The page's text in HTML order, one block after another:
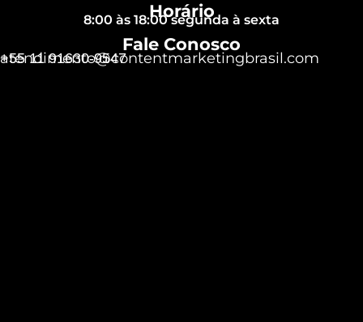
Horário
8:00 às 18:00 segunda à sexta
Fale Conosco
+55 11 91630-9547
atendimento@contentmarketingbrasil.com